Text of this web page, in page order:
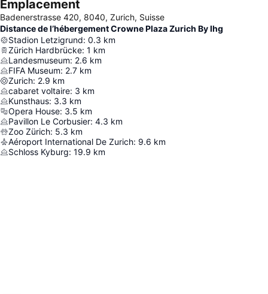
Emplacement
Badenerstrasse 420, 8040, Zurich, Suisse
Distance de l’hébergement Crowne Plaza Zurich By Ihg
Stadion Letzigrund: 0.3 km
Zürich Hardbrücke: 1 km
Landesmuseum: 2.6 km
FIFA Museum: 2.7 km
Zurich: 2.9 km
cabaret voltaire: 3 km
Kunsthaus: 3.3 km
Opera House: 3.5 km
Pavillon Le Corbusier: 4.3 km
Zoo Zürich: 5.3 km
Aéroport International De Zurich: 9.6 km
Schloss Kyburg: 19.9 km